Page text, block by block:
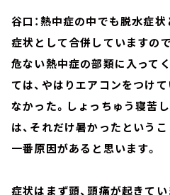
谷口：熱中症の中でも脱水症
症状として合併していますので
危ない熱中症の部類に入って
ては、やはりエアコンをつけ
なかった。しょっちゅう寝苦
は、それだけ暑かったという
一番原因があると思います。
症状はまず頭、頭痛が起きて